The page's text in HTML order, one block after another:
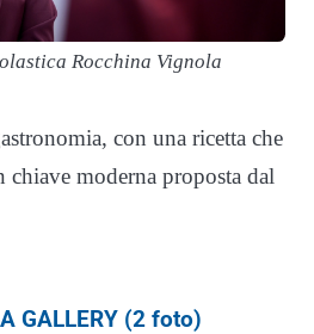
Rocchina Vignola
con una ricetta che
moderna proposta dal
GALLERY (2 foto)